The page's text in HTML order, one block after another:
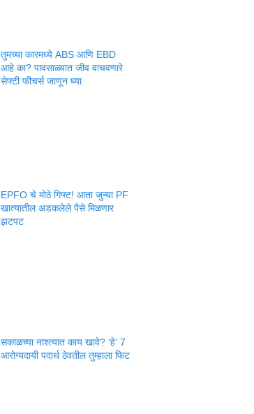
तुमच्या कारमध्ये ABS आणि EBD
आहे का? पावसाळ्यात जीव वाचवणारे
सेफ्टी फीचर्स जाणून घ्या
EPFO चे मोठे गिफ्ट! आता जुन्या PF
खात्यातील अडकलेले पैसे मिळणार
झटपट
सकाळच्या नाश्त्यात काय खावे? ‘हे’ 7
आरोग्यदायी पदार्थ ठेवतील तुम्हाला फिट